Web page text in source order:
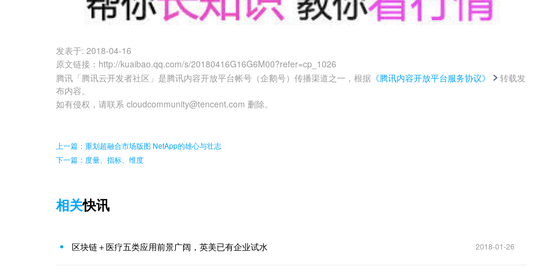
发表于: 2018-04-16
原文链接 ： http://kuaibao.qq.com/s/20180416G16G6M00?refer=cp_1026
腾讯「腾讯云开发者社区」是腾讯内容开放平台帐号（企鹅号）传播渠道之一，根据 《腾讯内容开放平台服务协议》
转载发
布内容。
如有侵权，请联系 cloudcommunity@tencent.com 删除。
上一篇：重划超融合市场版图 NetApp的雄心与壮志
下一篇：度量、指标、维度
相关快讯
区块链＋医疗五类应用前景广阔，英美已有企业试水 2018-01-26